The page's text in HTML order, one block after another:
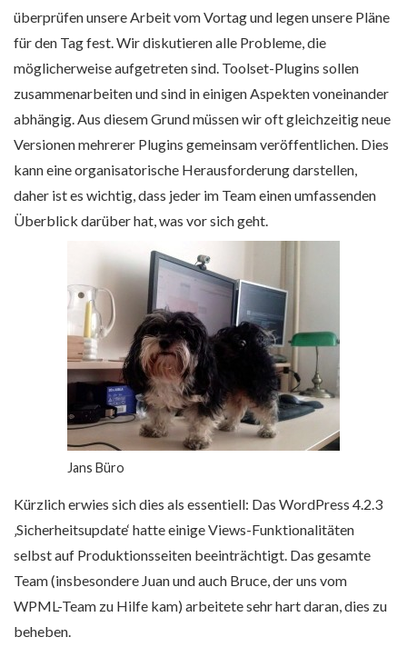
überprüfen unsere Arbeit vom Vortag und legen unsere Pläne
für den Tag fest. Wir diskutieren alle Probleme, die
möglicherweise aufgetreten sind. Toolset-Plugins sollen
zusammenarbeiten und sind in einigen Aspekten voneinander
abhängig. Aus diesem Grund müssen wir oft gleichzeitig neue
Versionen mehrerer Plugins gemeinsam veröffentlichen. Dies
kann eine organisatorische Herausforderung darstellen,
daher ist es wichtig, dass jeder im Team einen umfassenden
Überblick darüber hat, was vor sich geht.
Jans Büro
Kürzlich erwies sich dies als essentiell: Das WordPress 4.2.3
‚Sicherheitsupdate‘ hatte einige Views-Funktionalitäten
selbst auf Produktionsseiten beeinträchtigt. Das gesamte
Team (insbesondere Juan und auch Bruce, der uns vom
WPML-Team zu Hilfe kam) arbeitete sehr hart daran, dies zu
beheben.